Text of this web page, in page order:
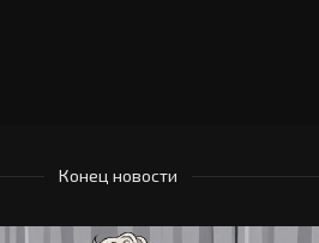
Конец новости